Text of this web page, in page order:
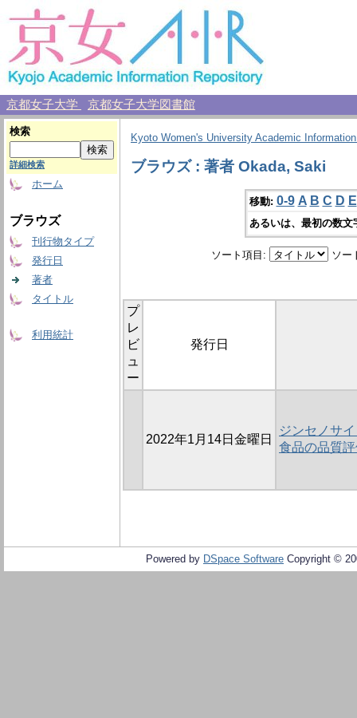
京都女子大学 京都女子大学図書館
検索
詳細検索
ホーム
ブラウズ
刊行物タイプ
発行日
著者
タイトル
利用統計
Kyoto Women's University Academic
ブラウズ : 著者 Okada, Saki
移動: 0-9 A B C D E
あるいは、最初の数
ソート項目: ソー
プ
レ
ビ
ュ
ー
発行日
2022年1月14日金曜日
ジンセノサ
食品の品質
Powered by DSpace Software Copyright ©